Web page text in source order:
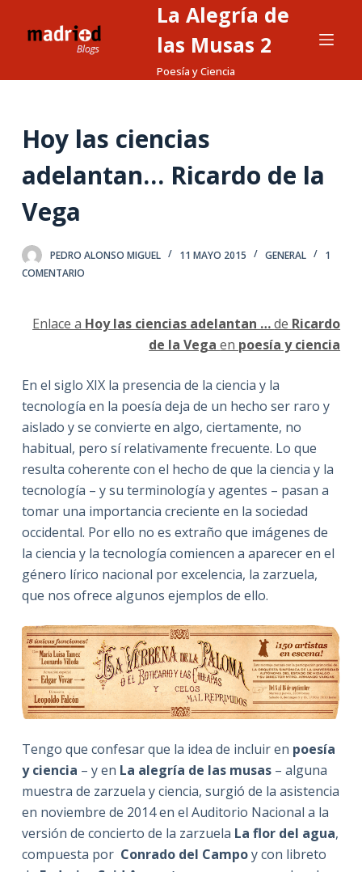
t
o
e
La Alegría de
las Musas 2
Poesía y Ciencia
Hoy las ciencias
adelantan… Ricardo de la
Vega
PEDRO ALONSO MIGUEL 11 MAYO 2015 GENERAL
1
COMENTARIO
Enlace a Hoy las ciencias adelantan …de Ricardo
de la Vegaen poesía y ciencia
En el siglo XIX la presencia de la ciencia y la
tecnología en la poesía deja de un hecho ser raro y
aislado y se convierte en algo, ciertamente, no
habitual, pero sí relativamente frecuente. Lo que
resulta coherente con el hecho de que la ciencia y la
tecnología – y su terminología y agentes – pasan a
tomar una importancia creciente en la sociedad
occidental. Por ello no es extraño que imágenes de
la ciencia y la tecnología comiencen a aparecer en el
género lírico nacional por excelencia, la zarzuela,
que nos ofrece algunos ejemplos de ello.
Tengo que confesar que la idea de incluir en poesía
y ciencia – y en La alegría de las musas– alguna
muestra de zarzuela y ciencia, surgió de la asistencia
en noviembre de 2014 en el Auditorio Nacional a la
versión de concierto de la zarzuela La flor del agua,
compuesta por Conrado del Campoy con libreto